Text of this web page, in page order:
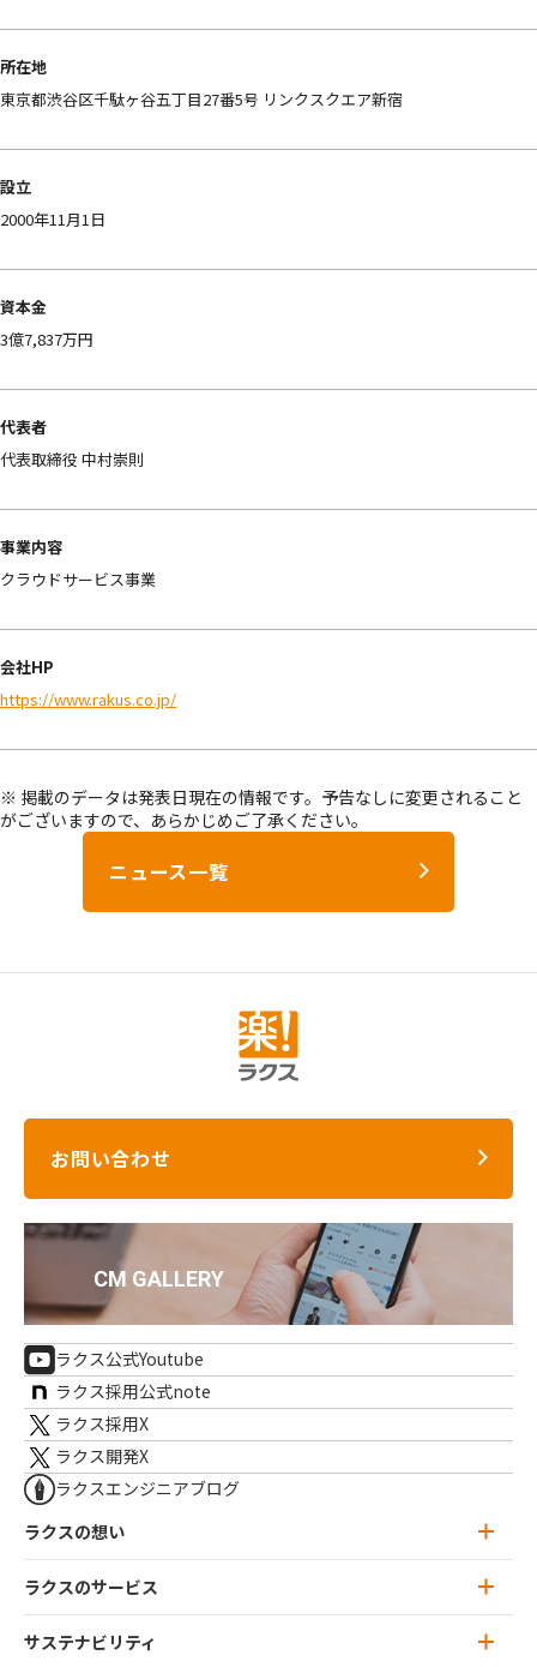
所在地
東京都渋谷区千駄ヶ谷五丁目27番5号 リンクスクエア新宿
設立
2000年11月1日
資本金
3億7,837万円
代表者
代表取締役 中村崇則
事業内容
クラウドサービス事業
会社HP
https://www.rakus.co.jp/
※ 掲載のデータは発表日現在の情報です。予告なしに変更されること
がございますので、あらかじめご了承ください。
ニュース一覧
お問い合わせ
ラクス公式Youtube
ラクス採用公式note
ラクス採用X
ラクス開発X
ラクスエンジニアブログ
ラクスの想い
ラクスの想い トップ
ミッション・ビジョン
ラクスのサービス
ラクスのサービス トップ
サステナビリティ